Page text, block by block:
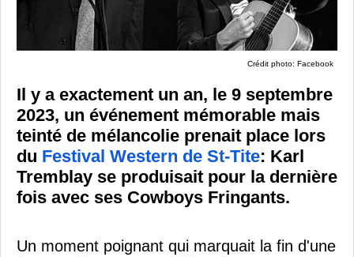
Crédit photo: Facebook
Il y a exactement un an, le 9 septembre
2023, un événement mémorable mais
teinté de mélancolie prenait place lors
du Festival Western de St-Tite: Karl
Tremblay se produisait pour la dernière
fois avec ses Cowboys Fringants.
Un moment poignant qui marquait la fin d'une